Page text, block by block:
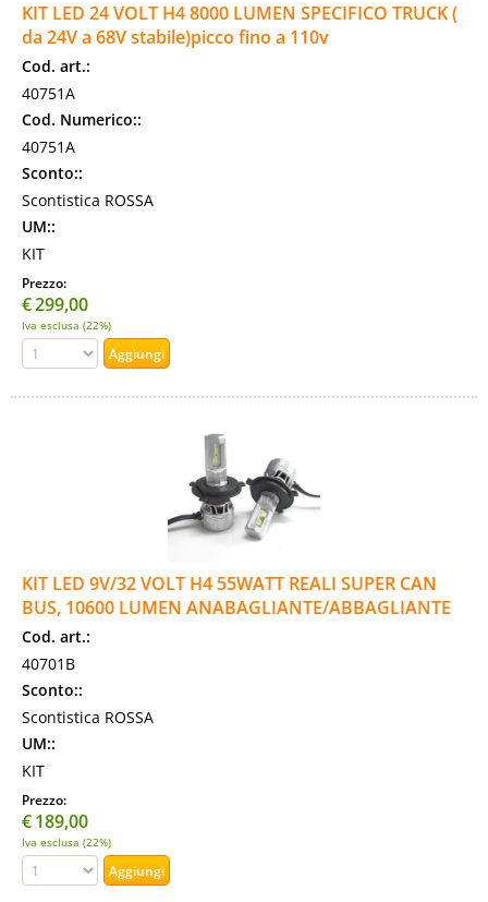
KIT LED 24 VOLT H4 8000 LUMEN SPECIFICO TRUCK (
da 24V a 68V stabile)picco fino a 110v
Cod. art.:
40751A
Cod. Numerico::
40751A
Sconto::
Scontistica ROSSA
UM::
KIT
Prezzo:
€299,00
Iva esclusa (22%)
KIT LED 9V/32 VOLT H4 55WATT REALI SUPER CAN
BUS, 10600 LUMEN ANABAGLIANTE/ABBAGLIANTE
Cod. art.:
40701B
Sconto::
Scontistica ROSSA
UM::
KIT
Prezzo:
€189,00
Iva esclusa (22%)